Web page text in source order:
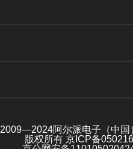
2009—2024阿尔派电子（中国
版权所有 京ICP备